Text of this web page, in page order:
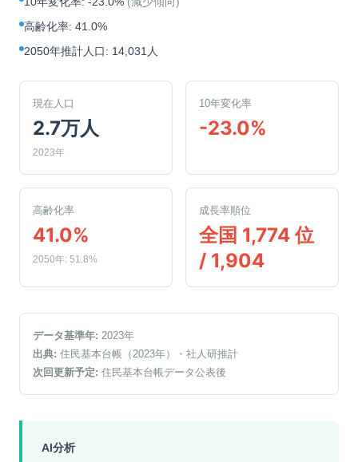
高齢化率: 41.0%
2050年推計人口: 14,031人
現在人口
2.7万人
2023年
10年変化率
-23.0%
高齢化率
41.0%
2050年: 51.8%
成長率順位
全国 1,774 位
/ 1,904
データ基準年: 2023年
出典: 住民基本台帳（2023年）
・社人研推計
次回更新予定: 住民基本台帳データ公表後
AI分析